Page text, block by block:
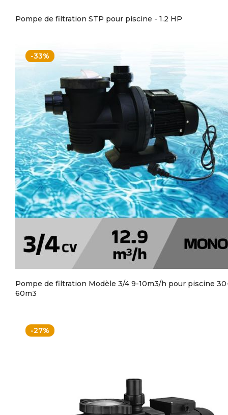
Pompe de filtration STP pour piscine - 1.2 HP
-33%
Pompe de filtration Modèle 3/4 9-10m3/h pour piscine
60m3
-27%